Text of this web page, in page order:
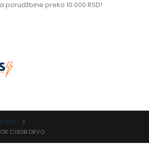
preko 10.000 RSD!
C193B DRVO